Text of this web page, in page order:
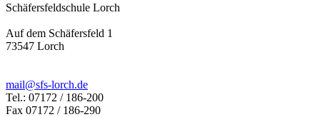
Schäfersfeldschule Lorch
Auf dem Schäfersfeld 1
73547 Lorch
mail@sfs-lorch.de
Tel.: 07172 / 186-200
Fax 07172 / 186-290